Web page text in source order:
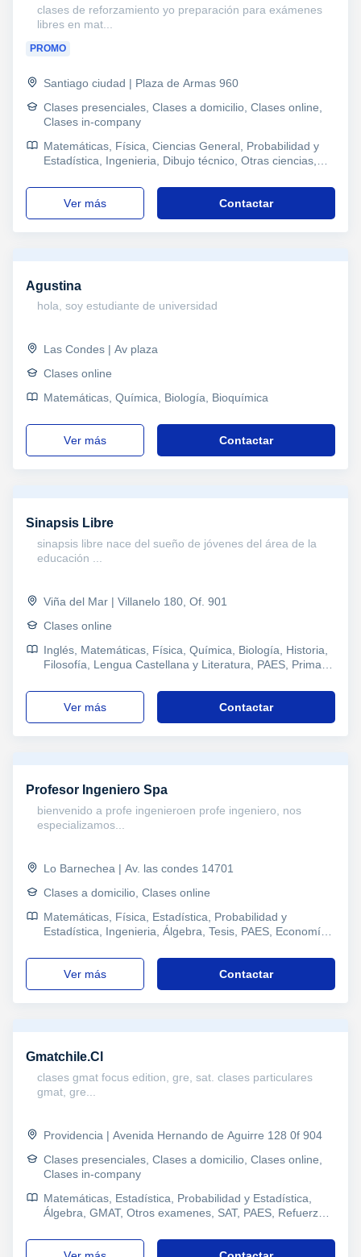
clases de reforzamiento yo preparación para exámenes
libres en mat...
PROMO
Santiago ciudad | Plaza de Armas 960
Clases presenciales, Clases a domicilio, Clases online,
Clases in-company
Matemáticas, Física, Ciencias General, Probabilidad y
Estadística, Ingenieria, Dibujo técnico, Otras ciencias,
Mecánica, Otras tecnologías, Autocad, Edición
audiovisual, Inteligencia artificial, Dibujo, DISEÑADOR
MULTIMEDIA, Tesis, PAES, Refuerzo, Primaria y
ver más Contactar
Agustina
hola, soy estudiante de universidad
Las Condes | Av plaza
Clases online
Matemáticas, Química, Biología, Bioquímica
ver más Contactar
Sinapsis Libre
sinapsis libre nace del sueño de jóvenes del área de la
educación ...
Viña del Mar | Villanelo 180, Of. 901
Clases online
Inglés, Matemáticas, Física, Química, Biología, Historia,
Filosofía, Lengua Castellana y Literatura, PAES, Primaria
Psicologia, Técnicas de estudio, Problemas de
aprendizaje, TDAH Trastorno por déficit de atención,
Pedagogía, Atención a personas dependientes
ver más Contactar
Profesor Ingeniero Spa
bienvenido a profe ingenieroen profe ingeniero, nos
especializamos...
Lo Barnechea | Av. las condes 14701
Clases a domicilio, Clases online
Matemáticas, Física, Estadística, Probabilidad y
Estadística, Ingenieria, Álgebra, Tesis, PAES, Economía,
financiera, Finanzas, Econometría, Macroeconomía
ver más
Contactar
Gmatchile.Cl
clases gmat focus edition, gre, sat. clases particulares
gmat, gre...
Providencia | Avenida Hernando de Aguirre 128 0f 904
Clases presenciales, Clases a domicilio, Clases online,
Clases in-company
Matemáticas, Estadística, Probabilidad y Estadística,
Álgebra, GMAT, Otros examenes, SAT, PAES, Refuerzo,